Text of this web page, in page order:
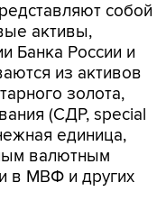
собой
активы,
Банка России и
из активов
золота,
(СДР, special
единица,
валютным
в МВФ и других